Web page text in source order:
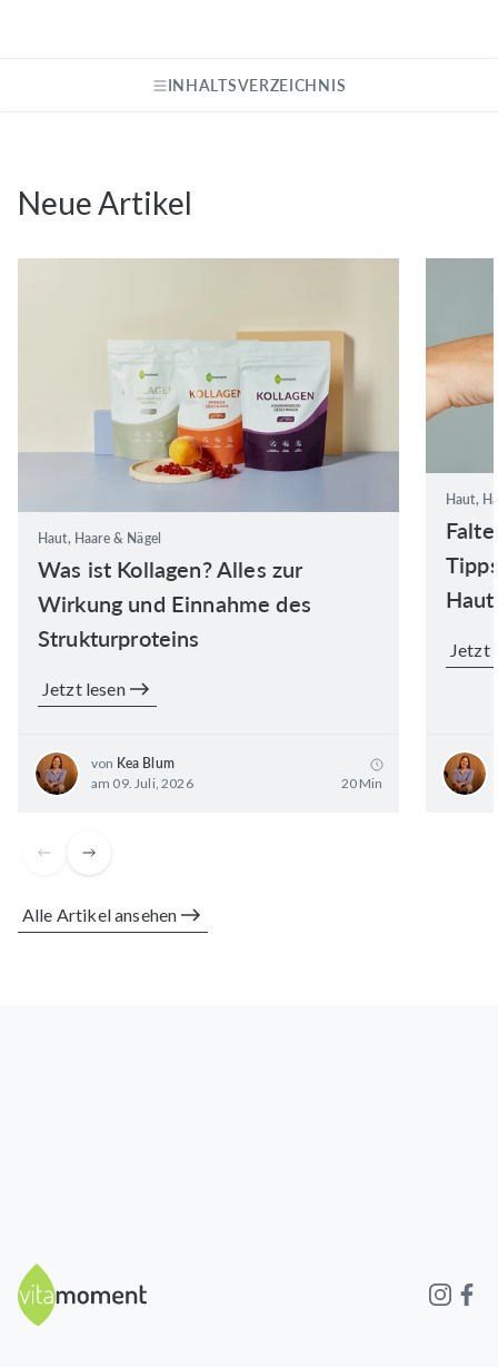
INHALTSVERZEICHNIS
Neue Artikel
Haut, Haare & Nägel
Was ist Kollagen? Alles zur
Wirkung und Einnahme des
Strukturproteins
Jetzt lesen
von Kea Blum
am 09. Juli, 2026
20 Min
Haut,
Jetzt
Alle Artikel ansehen